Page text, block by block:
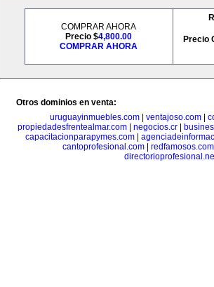
COMPRAR AHORA
Precio $4,800.00
COMPRAR AHORA
Precio
Otros dominios en venta:
uruguayinmuebles.com
ventajoso.com
propiedadesfrentealmar.com
negocios.cr
capacitacionparapymes.com|
cantoprofesional.com
redfamosos.com